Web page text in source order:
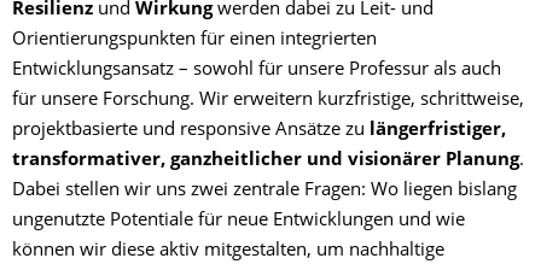
Resilienz und Wirkungwerden dabei zu Leit- und
Orientierungspunkten für einen integrierten
Entwicklungsansatz – sowohl für unsere Professur als auch
für unsere Forschung. Wir erweitern kurzfristige, schrittweise,
projektbasierte und responsive Ansätze zu längerfristiger,
transformativer, ganzheitlicher und visionärer Planung.
Dabei stellen wir uns zwei zentrale Fragen: Wo liegen bislang
ungenutzte Potentiale für neue Entwicklungen und wie
können wir diese aktiv mitgestalten, um nachhaltige